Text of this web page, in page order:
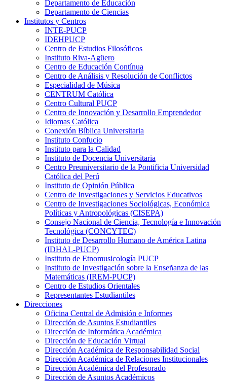
Departamento de Educación
Departamento de Ciencias
Institutos y Centros
INTE-PUCP
IDEHPUCP
Centro de Estudios Filosóficos
Instituto Riva-Agüero
Centro de Educación Contínua
Centro de Análisis y Resolución de Conflictos
Especialidad de Música
CENTRUM Católica
Centro Cultural PUCP
Centro de Innovación y Desarrollo Emprendedor
Idiomas Católica
Conexión Bíblica Universitaria
Instituto Confucio
Instituto para la Calidad
Instituto de Docencia Universitaria
Centro Preuniversitario de la Pontificia Universidad
Católica del Perú
Instituto de Opinión Pública
Centro de Investigaciones y Servicios Educativos
Centro de Investigaciones Sociológicas, Económica
Políticas y Antropológicas (CISEPA)
Consejo Nacional de Ciencia, Tecnología e Innovación
Tecnológica (CONCYTEC)
Instituto de Desarrollo Humano de América Latina
(IDHAL-PUCP)
Instituto de Etnomusicología PUCP
Instituto de Investigación sobre la Enseñanza de las
Matemáticas (IREM-PUCP)
Centro de Estudios Orientales
Representantes Estudiantiles
Direcciones
Oficina Central de Admisión e Informes
Dirección de Asuntos Estudiantiles
Dirección de Informática Académica
Dirección de Educación Virtual
Dirección Académica de Responsabilidad Social
Dirección Académica de Relaciones Institucionales
Dirección Académica del Profesorado
Dirección de Asuntos Académicos